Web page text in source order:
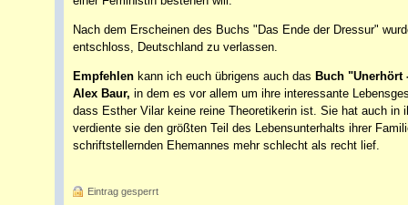
Nach dem Erscheinen des Buchs "Das Ende der Dressur"
entschloss, Deutschland zu verlassen.
Empfehlen kann ich euch übrigens auch das Buch "Unerhört
Alex Baur, in dem es vor allem um ihre interessante
dass Esther Vilar keine reine Theoretikerin ist. Sie hat auch in
verdiente sie den größten Teil des Lebensunterhalts ihrer
schriftstellernden Ehemannes mehr schlecht als recht lief.
Eintrag gesperrt